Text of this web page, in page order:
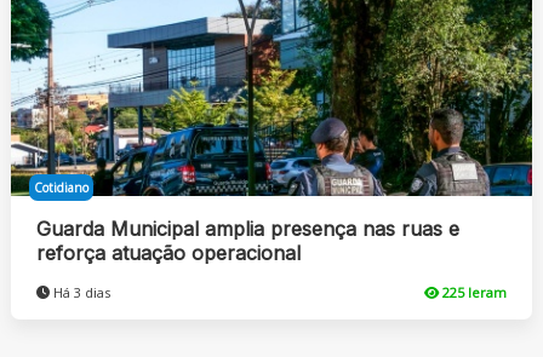
Cotidiano
Guarda Municipal amplia presença nas ruas e
reforça atuação operacional
Há 3 dias 225 leram